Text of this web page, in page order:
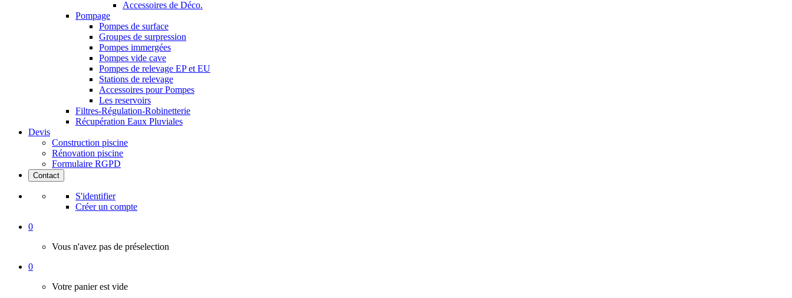
Accessoires de Déco.
Pompage
Pompes de surface
Groupes de surpression
Pompes immergées
Pompes vide cave
Pompes de relevage EP et EU
Stations de relevage
Accessoires pour Pompes
Les reservoirs
Filtres-Régulation-Robinetterie
Récupération Eaux Pluviales
Devis
Construction piscine
Rénovation piscine
Formulaire RGPD
Contact
S'identifier
Créer un compte
0
Vous n'avez pas de préselection
0
Votre panier est vide